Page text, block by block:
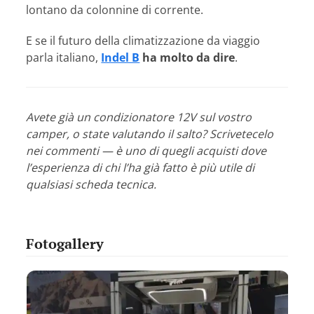
lontano da colonnine di corrente.
E se il futuro della climatizzazione da viaggio
parla italiano, Indel B ha molto da dire.
Avete già un condizionatore 12V sul vostro
camper, o state valutando il salto? Scrivetecelo
nei commenti — è uno di quegli acquisti dove
l’esperienza di chi l’ha già fatto è più utile di
qualsiasi scheda tecnica.
Fotogallery
Use
the
left